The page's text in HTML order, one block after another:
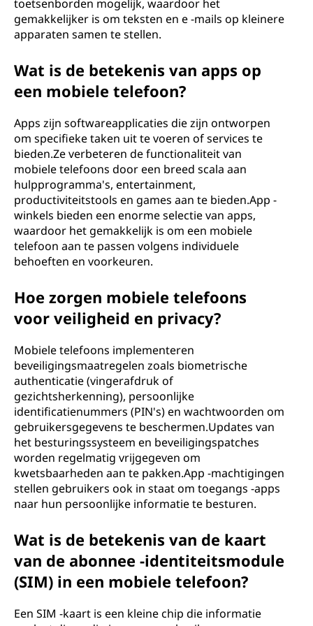
toetsenborden mogelijk, waardoor het
gemakkelijker is om teksten en e -mails op kleinere
apparaten samen te stellen.
Wat is de betekenis van apps op
een mobiele telefoon?
Apps zijn softwareapplicaties die zijn ontworpen
om specifieke taken uit te voeren of services te
bieden.Ze verbeteren de functionaliteit van
mobiele telefoons door een breed scala aan
hulpprogramma's, entertainment,
productiviteitstools en games aan te bieden.App -
winkels bieden een enorme selectie van apps,
waardoor het gemakkelijk is om een ​​mobiele
telefoon aan te passen volgens individuele
behoeften en voorkeuren.
Hoe zorgen mobiele telefoons
voor veiligheid en privacy?
Mobiele telefoons implementeren
beveiligingsmaatregelen zoals biometrische
authenticatie (vingerafdruk of
gezichtsherkenning), persoonlijke
identificatienummers (PIN's) en wachtwoorden om
gebruikersgegevens te beschermen.Updates van
het besturingssysteem en beveiligingspatches
worden regelmatig vrijgegeven om
kwetsbaarheden aan te pakken.App -machtigingen
stellen gebruikers ook in staat om toegangs -apps
naar hun persoonlijke informatie te besturen.
Wat is de betekenis van de kaart
van de abonnee -identiteitsmodule
(SIM) in een mobiele telefoon?
Een SIM -kaart is een kleine chip die informatie